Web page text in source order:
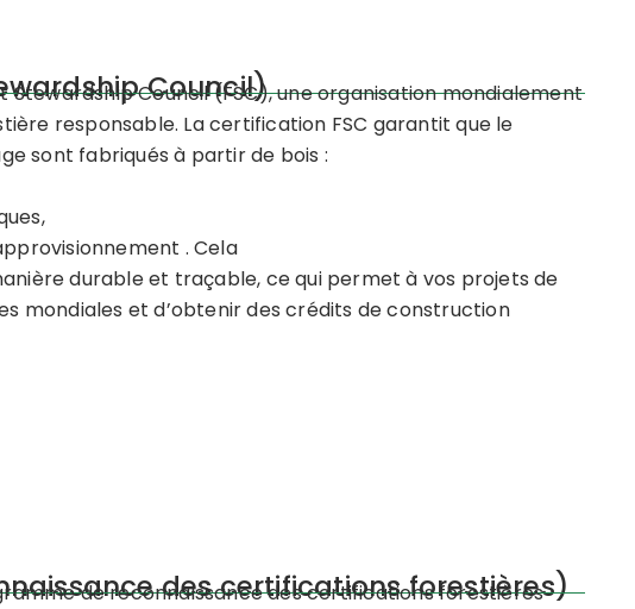
Council)
Council (FSC), une organisation mondialement
responsable. La certification FSC garantit que le
sont fabriqués à partir de bois :
. Cela
durable et traçable, ce qui permet à vos projets de
mondiales et d’obtenir des crédits de construction
des certifications forestières)
de reconnaissance des certifications forestières